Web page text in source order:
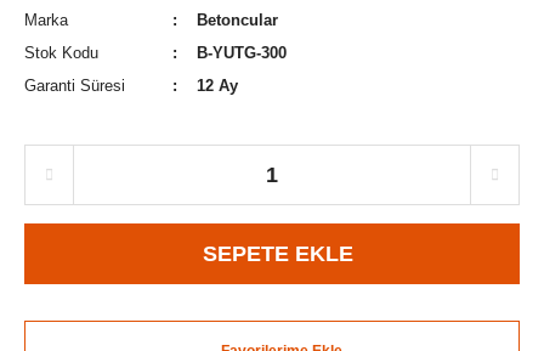
Marka
Betoncular
Stok Kodu
B-YUTG-300
Garanti Süresi
12 Ay
SEPETE EKLE